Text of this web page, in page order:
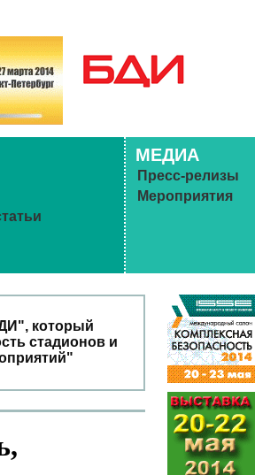
МЕДИА
Пресс-релизы
Мероприятия
который
стадионов и